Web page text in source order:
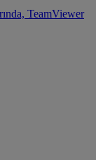
TeamViewer